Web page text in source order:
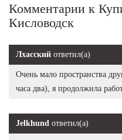
Комментарии к
Кисловодск
Лхасский ответил(а)
Очень мало пространства
часа два), я продолжила
Jelkhund ответил(а)